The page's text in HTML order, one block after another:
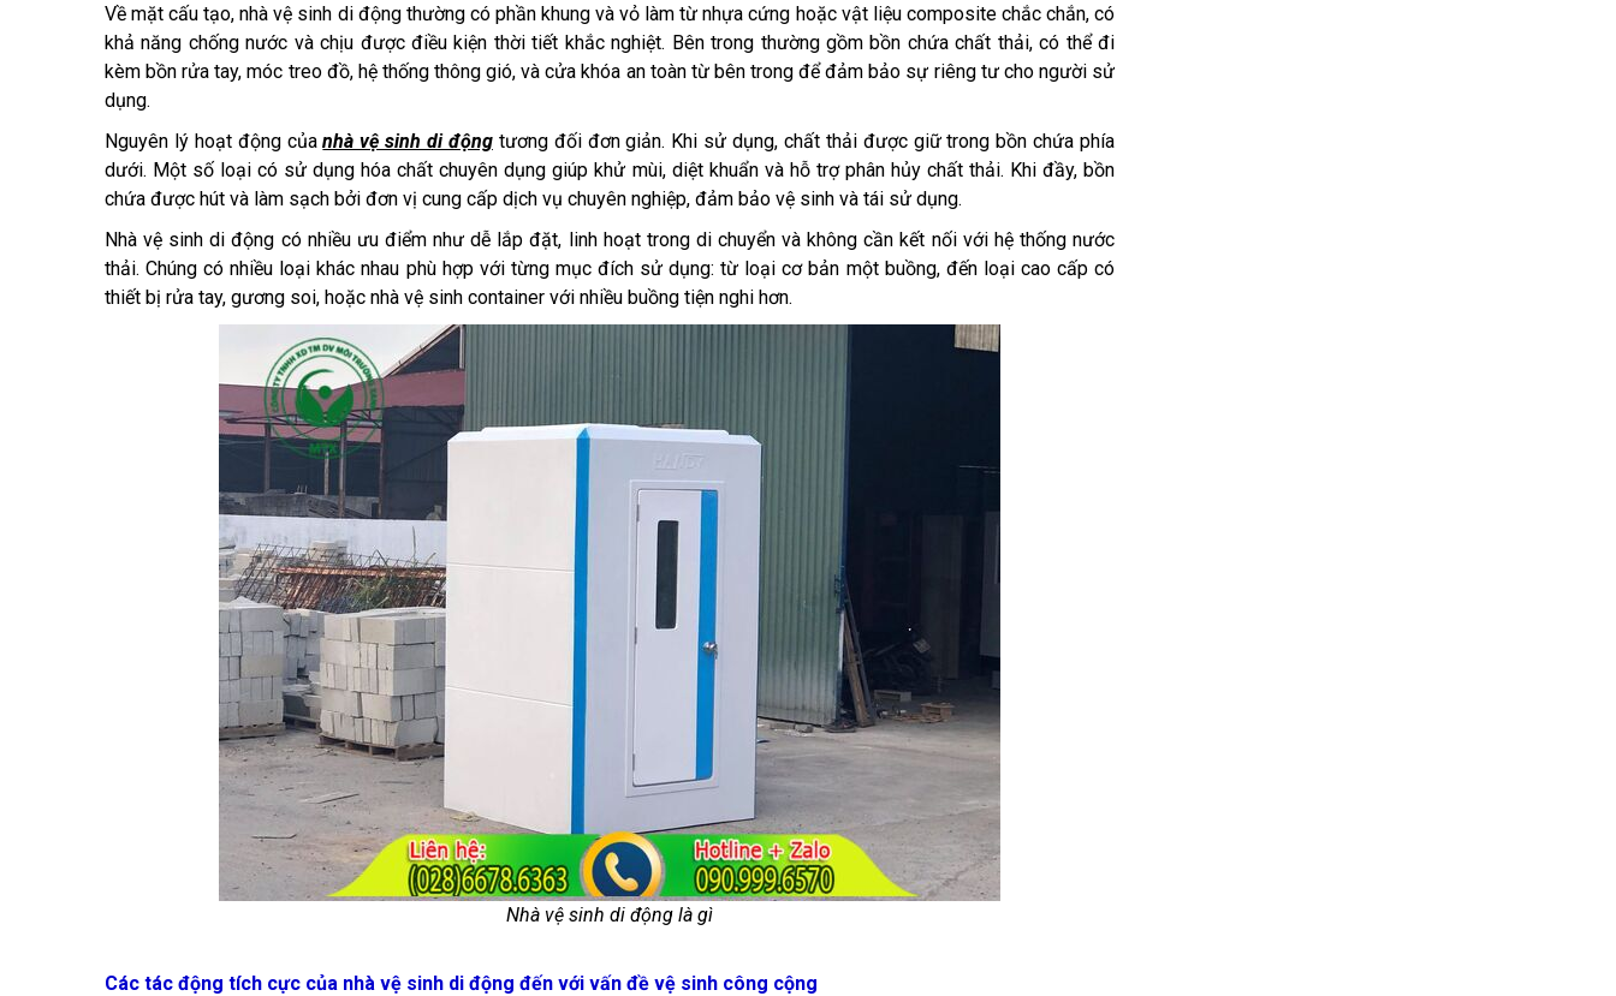
Về mặt cấu tạo, nhà vệ sinh di động thường có phần khung và vỏ làm từ nhựa cứng hoặc vật liệu composite chắc chắn, có
khả năng chống nước và chịu được điều kiện thời tiết khắc nghiệt. Bên trong thường gồm bồn chứa chất thải, có thể đi
kèm bồn rửa tay, móc treo đồ, hệ thống thông gió, và cửa khóa an toàn từ bên trong để đảm bảo sự riêng tư cho người sử
dụng.
Nguyên lý hoạt động củanhà vệ sinh di độngtương đối đơn giản. Khi sử dụng, chất thải được giữ trong bồn chứa phía
dưới. Một số loại có sử dụng hóa chất chuyên dụng giúp khử mùi, diệt khuẩn và hỗ trợ phân hủy chất thải. Khi đầy, bồn
chứa được hút và làm sạch bởi đơn vị cung cấp dịch vụ chuyên nghiệp, đảm bảo vệ sinh và tái sử dụng.
Nhà vệ sinh di động có nhiều ưu điểm như dễ lắp đặt, linh hoạt trong di chuyển và không cần kết nối với hệ thống nước
thải. Chúng có nhiều loại khác nhau phù hợp với từng mục đích sử dụng: từ loại cơ bản một buồng, đến loại cao cấp có
thiết bị rửa tay, gương soi, hoặc nhà vệ sinh container với nhiều buồng tiện nghi hơn.
Nhà vệ sinh di động là gì
Các tác động tích cực của nhà vệ sinh di động đến với vấn đề vệ sinh công cộng